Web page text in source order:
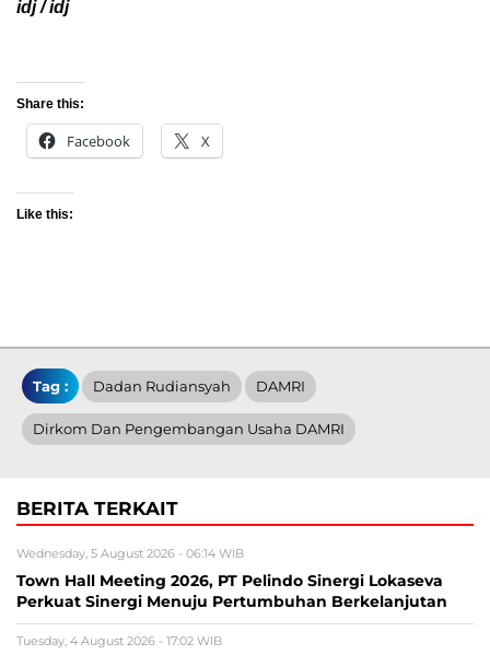
idj / idj
Share this:
Facebook X
Like this:
Tag : Dadan Rudiansyah DAMRI
Dirkom Dan Pengembangan Usaha DAMRI
BERITA TERKAIT
Wednesday, 5 August 2026 - 06:14 WIB
Town Hall Meeting 2026, PT Pelindo Sinergi Lokaseva
Perkuat Sinergi Menuju Pertumbuhan Berkelanjutan
Tuesday, 4 August 2026 - 17:02 WIB